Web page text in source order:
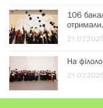
106
На